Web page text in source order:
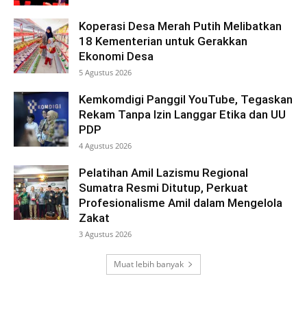
Koperasi Desa Merah Putih Melibatkan
18 Kementerian untuk Gerakkan
Ekonomi Desa
5 Agustus 2026
Kemkomdigi Panggil YouTube, Tegaskan
Rekam Tanpa Izin Langgar Etika dan UU
PDP
4 Agustus 2026
Pelatihan Amil Lazismu Regional
Sumatra Resmi Ditutup, Perkuat
Profesionalisme Amil dalam Mengelola
Zakat
3 Agustus 2026
Muat lebih banyak